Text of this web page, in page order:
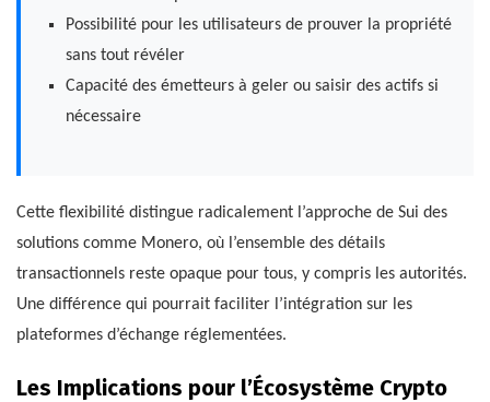
Possibilité pour les utilisateurs de prouver la propriété
sans tout révéler
Capacité des émetteurs à geler ou saisir des actifs si
nécessaire
Cette flexibilité distingue radicalement l’approche de Sui des
solutions comme Monero, où l’ensemble des détails
transactionnels reste opaque pour tous, y compris les autorités.
Une différence qui pourrait faciliter l’intégration sur les
plateformes d’échange réglementées.
Les Implications pour l’Écosystème Crypto